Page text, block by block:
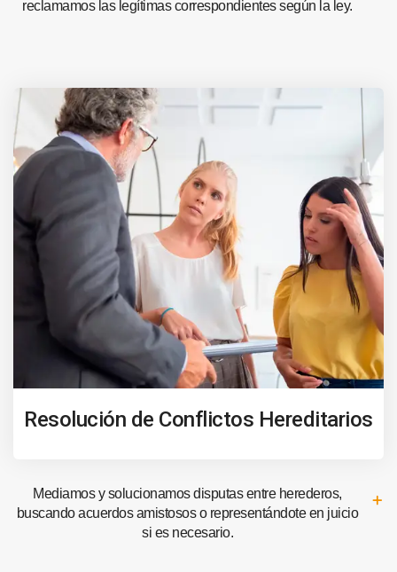
reclamamos las legítimas correspondientes según la ley.
Resolución de Conflictos Hereditarios
Mediamos y solucionamos disputas entre herederos,
buscando acuerdos amistosos o representándote en juicio
si es necesario.